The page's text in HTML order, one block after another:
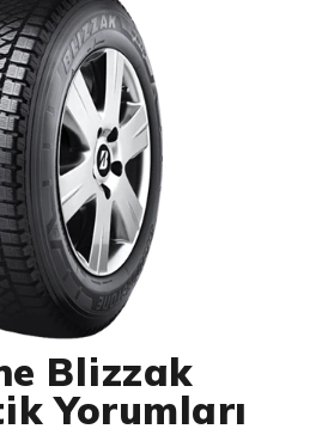
Blizzak
Yorumları